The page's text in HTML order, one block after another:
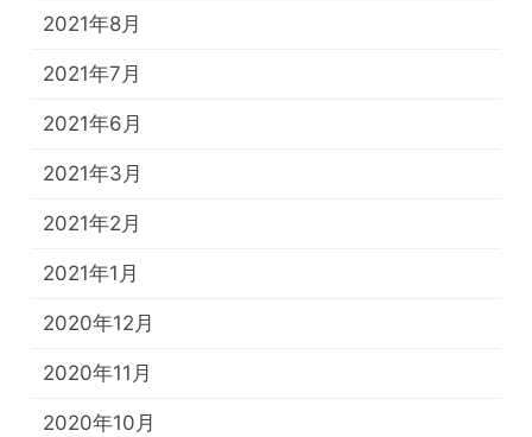
2021年8月
2021年7月
2021年6月
2021年3月
2021年2月
2021年1月
2020年12月
2020年11月
2020年10月